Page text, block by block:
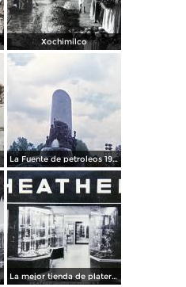
Xochimilco
La Fuente de petroleos 1950.
La mejor tienda de plateria.